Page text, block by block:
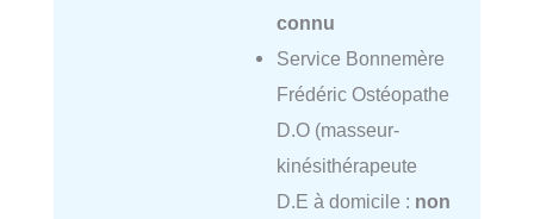
connu
Service Bonnemère
Frédéric Ostéopathe
D.O (masseur-
kinésithérapeute
D.E à domicile : non